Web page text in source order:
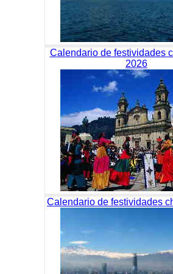
Calendario de festividades
2026
Calendario de festividades